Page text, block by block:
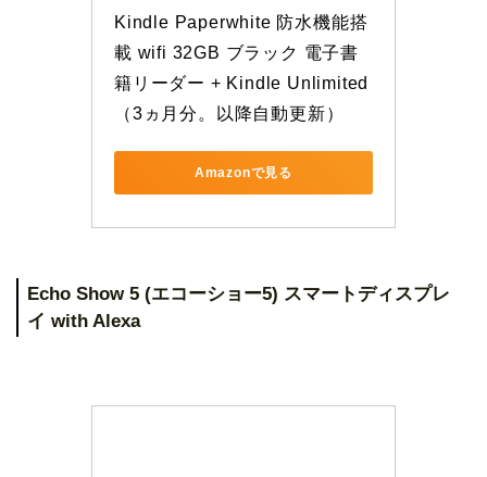
Kindle Paperwhite 防水機能搭
載 wifi 32GB ブラック 電子書
籍リーダー + Kindle Unlimited
（3ヵ月分。以降自動更新）
Amazonで見る
Echo Show 5 (エコーショー5) スマートディスプレ
イ with Alexa